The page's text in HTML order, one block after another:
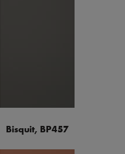
Bisquit, BP457